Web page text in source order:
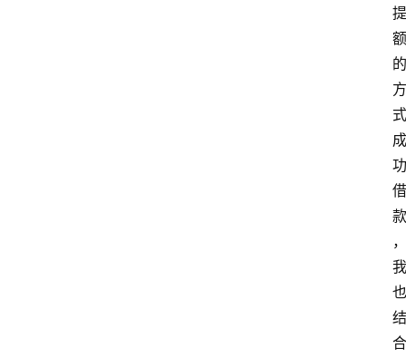
提
额
的
方
式
成
功
借
款
，
我
也
结
合